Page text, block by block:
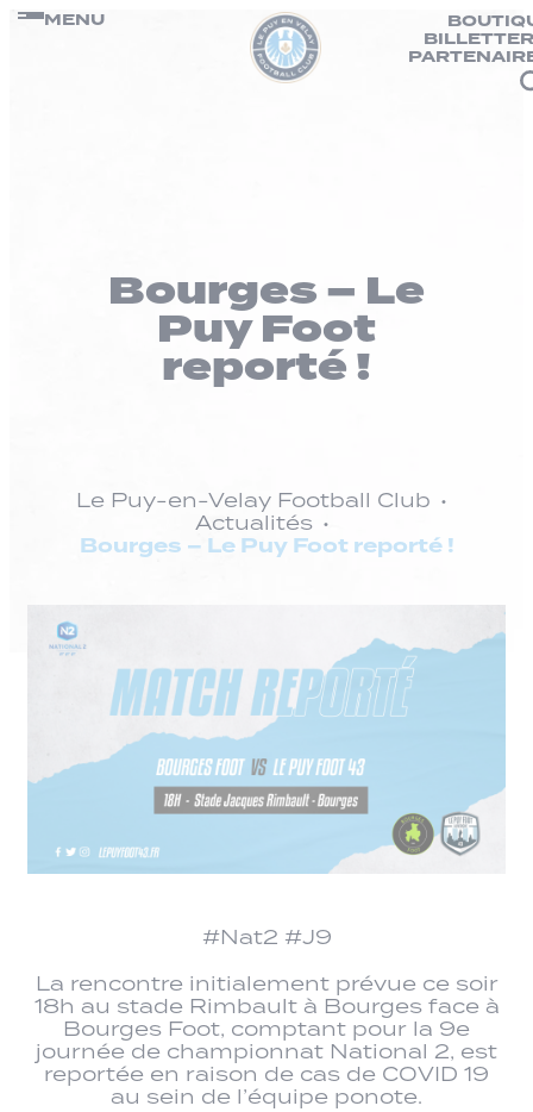
Passer
MENU
Bourges – Le
Puy Foot
reporté !
Le Puy-en-Velay Football Club
Actualités
Bourges – Le Puy Foot reporté !
#Nat2 #J9
La rencontre initialement prévue ce soir
18h au stade Rimbault à Bourges face à
Bourges Foot, comptant pour la 9e
journée de championnat National 2, est
reportée en raison de cas de COVID 19
au sein de l’équipe ponote.
Panneau de gestion des cookies